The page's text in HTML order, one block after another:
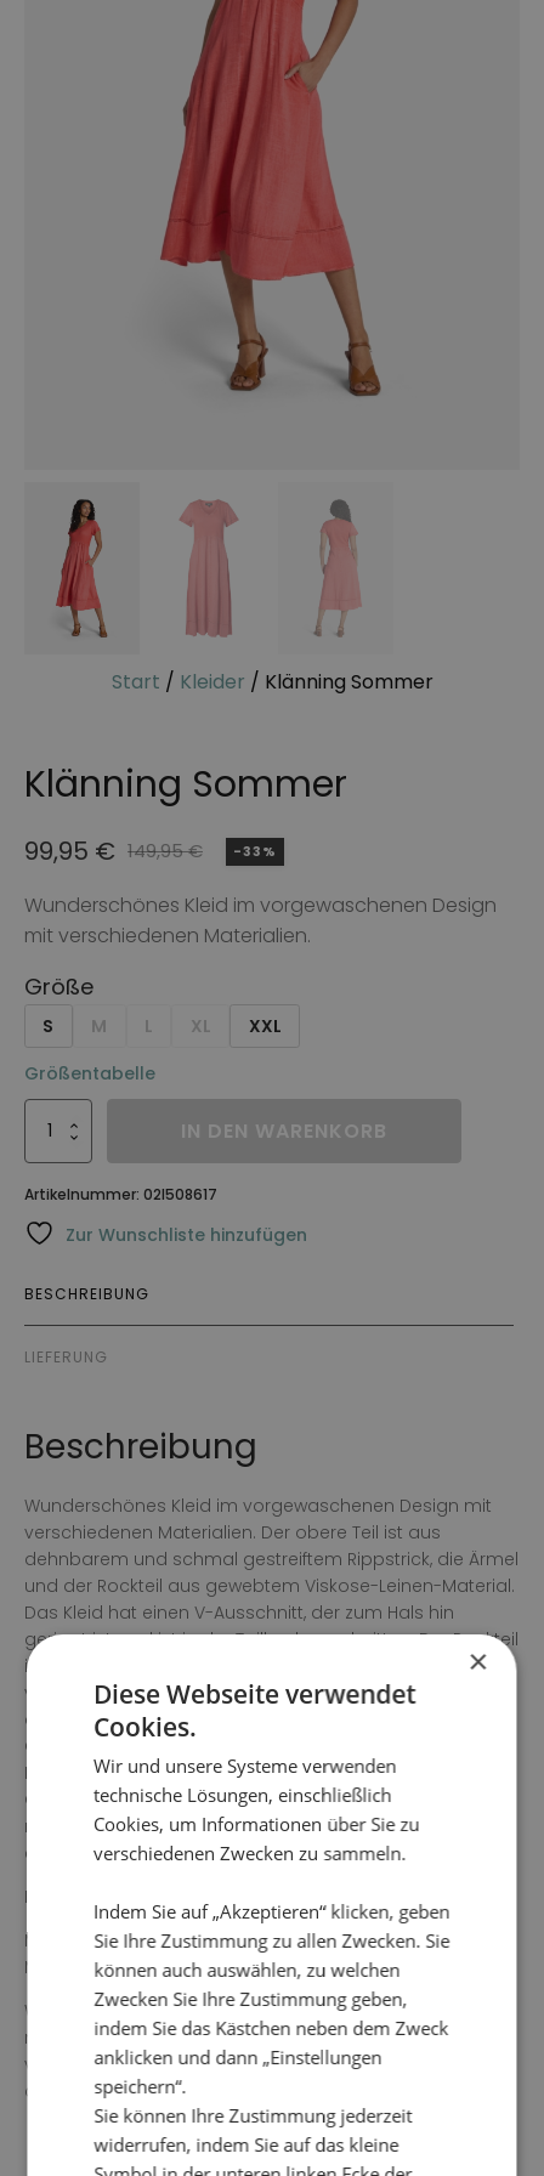
Start / Kleider / Klänning Sommer
Klänning Sommer
149,95€
Ursprünglicher
Preis
war:
149,95 €
99,95 €
Aktueller
Preis
ist:
99,95 €.
-33%
Wunderschönes Kleid im vorgewaschenen Design
mit verschiedenen Materialien.
Größe
S M L XL
XXL
Größentabelle
Klänning
Sommer
Menge
IN DEN WARENKORB
Artikelnummer: 02I508617
Zur Wunschliste hinzufügen
BESCHREIBUNG
LIEFERUNG
Beschreibung
Wunderschönes Kleid im vorgewaschenen Design mit
verschiedenen Materialien. Der obere Teil ist aus
dehnbarem und schmal gestreiftem Rippstrick, die Ärmel
und der Rockteil aus gewebtem Viskose-Leinen-Material.
Das Kleid hat einen V-Ausschnitt, der zum Hals hin
gerippt ist, und ist in der Taille abgeschnitten. Der Rockteil
ist in Bahnen genäht, oben leicht tailliert und hat
verdeckte Seitentaschen. Kurze Ärmel mit schöner Spitze,
die auch am unteren Ende des Kleides zu finden ist. Die
Gesamtlänge in Größe S beträgt 127 cm vom höchsten
Punkt. Das Model auf dem Bild ist 178 cm groß und trägt
Größe Small. Unsere großen Größen haben eine
normale Passform, während unsere kleineren Größen
etwas großzügiger ausfallen.
Farbe: Koralle
Material 1 (Kette): 70 % Viskose 30 % Leinen
Material 2 (Schuss): 95 % Baumwolle, 5 % Elasthan
Waschanleitung: 30°Feinwäsche, kein Wäschetrockner,
nicht einweichen oder wringen, keine Bleichmittel
verwenden, bei niedriger Temperatur bügeln. Kann
abfärben.
×
Diese Webseite verwendet
Cookies.
Wir und unsere Systeme verwenden
technische Lösungen, einschließlich
Cookies, um Informationen über Sie zu
verschiedenen Zwecken zu sammeln.
Indem Sie auf „Akzeptieren“ klicken, geben
Sie Ihre Zustimmung zu allen Zwecken. Sie
können auch auswählen, zu welchen
Zwecken Sie Ihre Zustimmung geben,
indem Sie das Kästchen neben dem Zweck
anklicken und dann „Einstellungen
speichern“.
Sie können Ihre Zustimmung jederzeit
widerrufen, indem Sie auf das kleine